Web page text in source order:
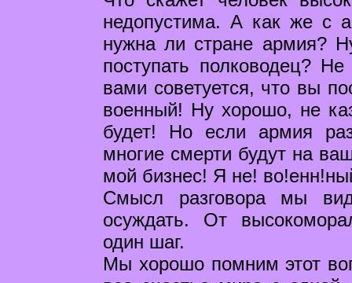
недопустима. А как же с
нужна ли стране армия?
поступать полководец?
вами советуется, что вы
военный! Ну хорошо, не
будет! Но если армия
многие смерти будут на
мой бизнес! Я не!
Смысл разговора мы
осуждать. От
один шаг.
Мы хорошо помним этот